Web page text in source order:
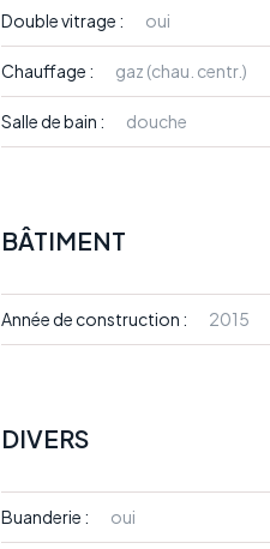
Double vitrage : oui
Chauffage : gaz (chau. centr.)
Salle de bain : douche
BÂTIMENT
Année de construction : 2015
DIVERS
Buanderie : oui